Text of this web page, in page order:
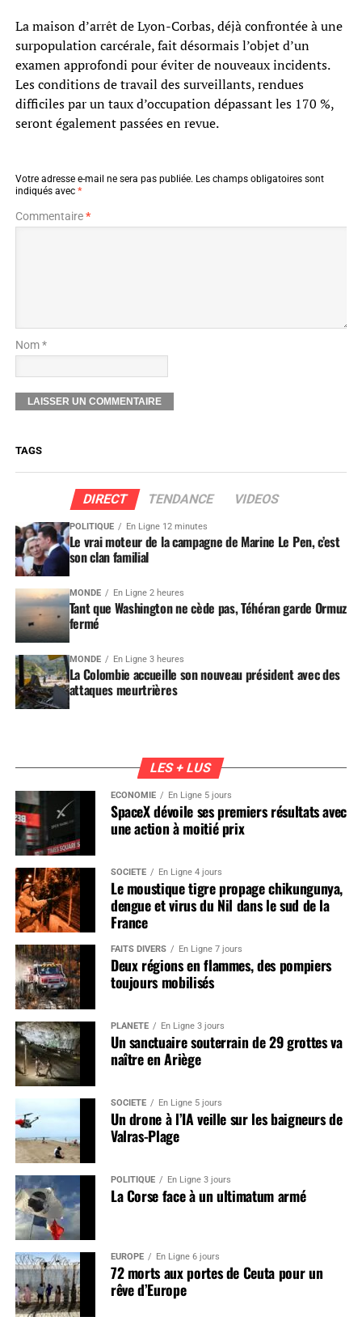
La maison d’arrêt de Lyon-Corbas, déjà confrontée à une
surpopulation carcérale, fait désormais l’objet d’un
examen approfondi pour éviter de nouveaux incidents.
Les conditions de travail des surveillants, rendues
difficiles par un taux d’occupation dépassant les 170 %,
seront également passées en revue.
Votre adresse e-mail ne sera pas publiée. Les champs obligatoires sont
indiqués avec *
Commentaire*
Nom *
TAGS
DIRECT TENDANCE VIDEOS
POLITIQUE En Ligne 12 minutes
Le vrai moteur de la campagne de Marine Le Pen, c’est
son clan familial
MONDE En Ligne 2 heures
Tant que Washington ne cède pas, Téhéran garde Ormuz
fermé
MONDE En Ligne 3 heures
La Colombie accueille son nouveau président avec des
attaques meurtrières
LES + LUS
ÉCONOMIE En Ligne 5 jours
SpaceX dévoile ses premiers résultats avec
une action à moitié prix
SOCIÉTÉ En Ligne 4 jours
Le moustique tigre propage chikungunya,
dengue et virus du Nil dans le sud de la
France
FAITS DIVERS En Ligne 7 jours
Deux régions en flammes, des pompiers
toujours mobilisés
PLANÈTE En Ligne 3 jours
Un sanctuaire souterrain de 29 grottes va
naître en Ariège
SOCIÉTÉ En Ligne 5 jours
Un drone à l’IA veille sur les baigneurs de
Valras-Plage
POLITIQUE En Ligne 3 jours
La Corse face à un ultimatum armé
EUROPE En Ligne 6 jours
72 morts aux portes de Ceuta pour un
rêve d’Europe